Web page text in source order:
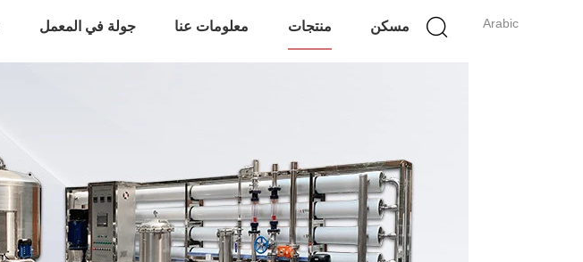
Arabic مسكن منتجات معلومات عنا جولة في المعمل